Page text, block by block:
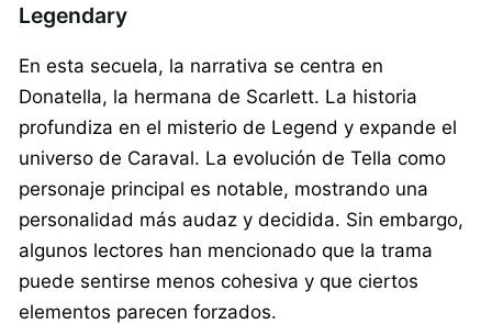
Legendary
En esta secuela, la narrativa se centra en
Donatella, la hermana de Scarlett. La historia
profundiza en el misterio de Legend y expande el
universo de Caraval. La evolución de Tella como
personaje principal es notable, mostrando una
personalidad más audaz y decidida. Sin embargo,
algunos lectores han mencionado que la trama
puede sentirse menos cohesiva y que ciertos
elementos parecen forzados.